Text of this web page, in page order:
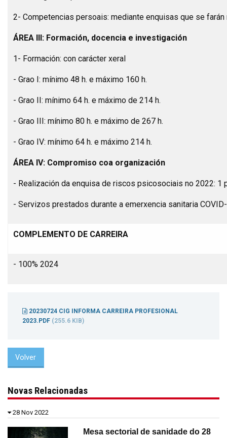
2- Competencias persoais: mediante enquisas que se
ÁREA III: Formación, docencia e investigación
1- Formación: con carácter xeral
- Grao I: mínimo 48 h. e máximo 160 h.
- Grao II: mínimo 64 h. e máximo de 214 h.
- Grao III: mínimo 80 h. e máximo de 267 h.
- Grao IV: mínimo 64 h. e máximo 214 h.
ÁREA IV: Compromiso coa organización
- Realización da enquisa de riscos psicosociais no 2022: 1
- Servizos prestados durante a emerxencia sanitaria
COMPLEMENTO DE CARREIRA
- 100% 2024
20230724 CIG INFORMA CARREIRA PROFESIONAL
2023.PDF (255.6 KIB)
Volver
Novas Relacionadas
28 Nov 2022
Mesa sectorial de sanidade do 28